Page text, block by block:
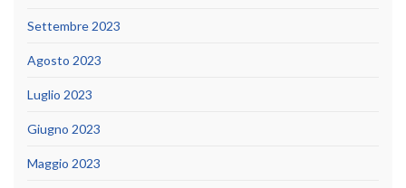
Settembre 2023
Agosto 2023
Luglio 2023
Giugno 2023
Maggio 2023